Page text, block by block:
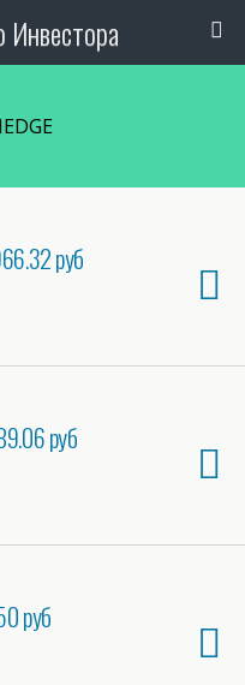
Инвестора
руб
руб
руб